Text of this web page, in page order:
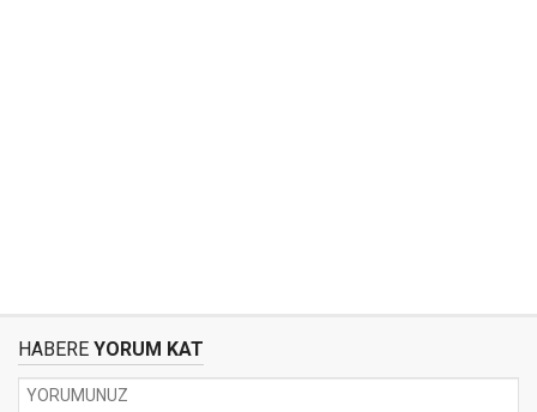
HABERE YORUM KAT